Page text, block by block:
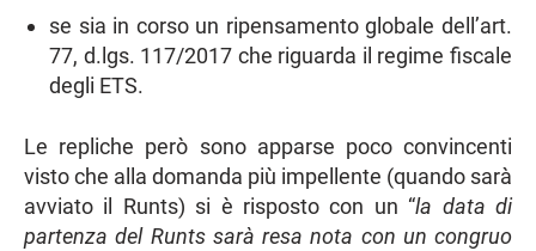
se sia in corso un ripensamento globale dell’art.
77, d.lgs. 117/2017 che riguarda il regime fiscale
degli ETS.
Le repliche però sono apparse poco convincenti
visto che alla domanda più impellente (quando sarà
avviato il Runts) si è risposto con un “la data di
partenza del Runts sarà resa nota con un congruo